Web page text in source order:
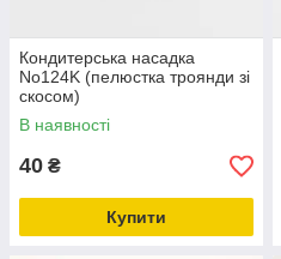
Кондитерська насадка
No124K (пелюстка троянди зі
скосом)
В наявності
40 ₴
Купити